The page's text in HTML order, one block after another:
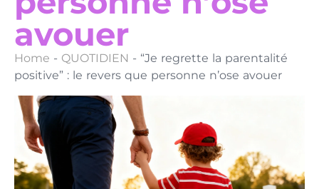
avouer
Home - QUOTIDIEN - “Je regrette la parentalité
positive” : le revers que personne n’ose avouer